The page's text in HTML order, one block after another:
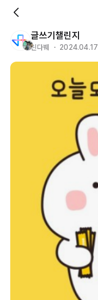
글쓰기챌린지
린다붸 ・ 2024.04.17